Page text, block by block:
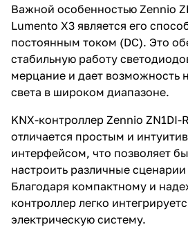
Важной особенностью Zennio
Lumento X3 является его
постоянным током (DC). Это
стабильную работу
мерцание и дает возможность
света в широком диапазоне.
KNX-контроллер Zennio ZN1DI-
отличается простым и
интерфейсом, что позволяет
настроить различные
Благодаря компактному и
контроллер легко
электрическую систему.